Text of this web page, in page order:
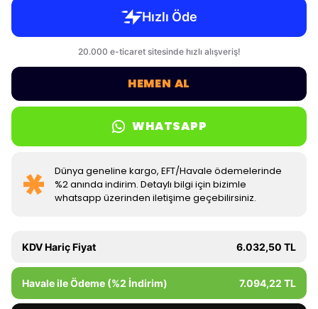
HEMEN AL
WHATSAPP
Dünya geneline kargo, EFT/Havale ödemelerinde
%2 anında indirim. Detaylı bilgi için bizimle
whatsapp üzerinden iletişime geçebilirsiniz.
KDV Hariç Fiyat 6.032,50 TL
Havale ile Ödeme (%2 İndirim) 7.094,22 TL